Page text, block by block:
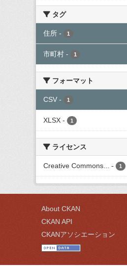
タグ
住所 - 1
市町村 - 1
フォーマット
CSV - 1
XLSX - 1
ライセンス
Creative Commons... - 1
About CKAN
CKAN API
CKANアソシエーション